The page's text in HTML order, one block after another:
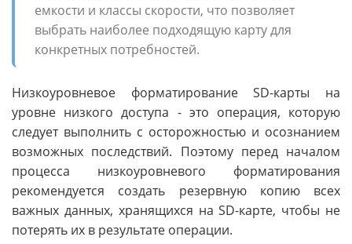
емкости и классы скорости, что позволяет
выбрать наиболее подходящую карту для
конкретных потребностей.
Низкоуровневое форматирование SD-карты на
уровне низкого доступа - это операция, которую
следует выполнить с осторожностью и осознанием
возможных последствий. Поэтому перед началом
процесса низкоуровневого форматирования
рекомендуется создать резервную копию всех
важных данных, хранящихся на SD-карте, чтобы не
потерять их в результате операции.